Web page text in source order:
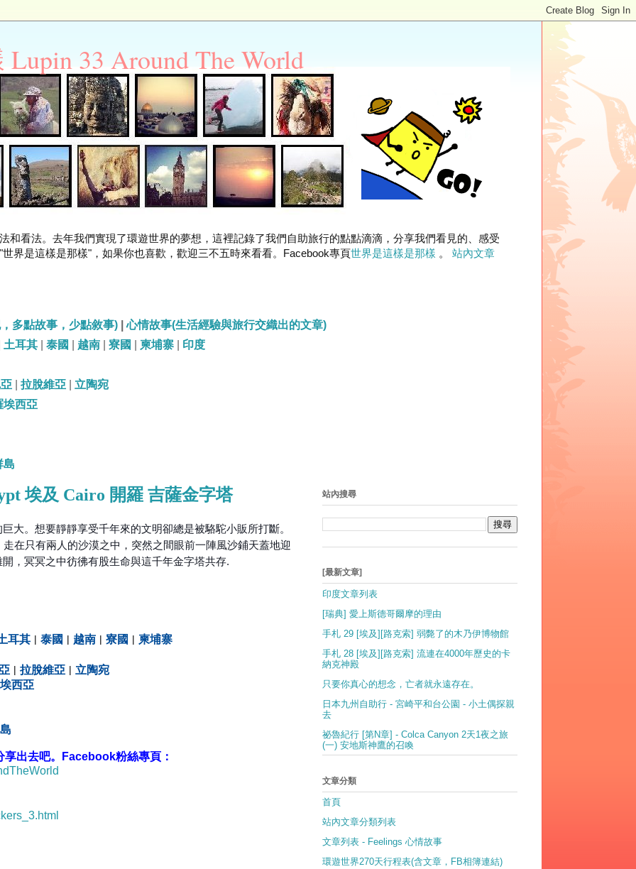
33 Around The World
和看法。去年我們實現了環遊世界的夢想，這裡記錄了我們自助旅行的點點滴滴，分享我們看見的、感受
界是這樣是那樣"，如果你也喜歡，歡迎三不五時來看看。Facebook專頁世界是這樣是那樣 。
站內文章
多點故事，少點敘事) |心情故事(生活經驗與旅行交織出的文章)
土耳其 泰國 越南 寮國 柬埔寨 印度
拉脫維亞 立陶宛
埃西亞
島
埃及 Cairo 開羅 吉薩金字塔
大。想要靜靜享受千年來的文明卻總是被駱駝小販所打斷。
在只有兩人的沙漠之中，突然之間眼前一陣風沙鋪天蓋地迎
，冥冥之中彷彿有股生命與這千年金字塔共存.
耳其 | 泰國 | 越南 | 寮國 | 柬埔寨
| 拉脫維亞 | 立陶宛
西亞
出去吧。Facebook粉絲專頁：
站內搜尋
[最新文章]
印度文章列表
[瑞典] 愛上斯德哥爾摩的理由
手札 29 [埃及][路克索] 弱斃了的木乃伊博物館
手札 28 [埃及][路克索] 流連在4000年歷史的卡
納克神殿
只要你真心的想念，亡者就永遠存在。
日本九州自助行 - 宮崎平和台公園 - 小土偶探親
去
祕魯紀行 [第N章] - Colca Canyon 2天1夜之旅
(一) 安地斯神鷹的召喚
文章分類
首頁
站內文章分類列表
文章列表 - Feelings 心情故事
環遊世界270天行程表(含文章，FB相簿連結)